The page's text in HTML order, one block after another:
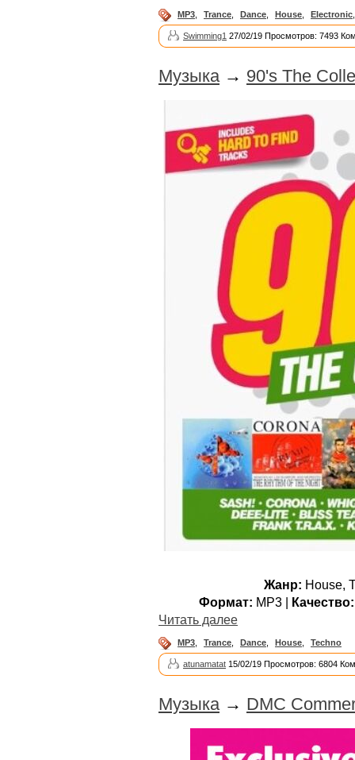
MP3 Trance Dance House Electronic
Swimming1 27/02/19 Просмотров: 7493
Музыка→ 90's The
Жанр: House,
Формат: MP3 | Качество:
Читать далее
MP3 Trance Dance House Techno
atunamatat 15/02/19 Просмотров: 6804
Музыка→ DMC